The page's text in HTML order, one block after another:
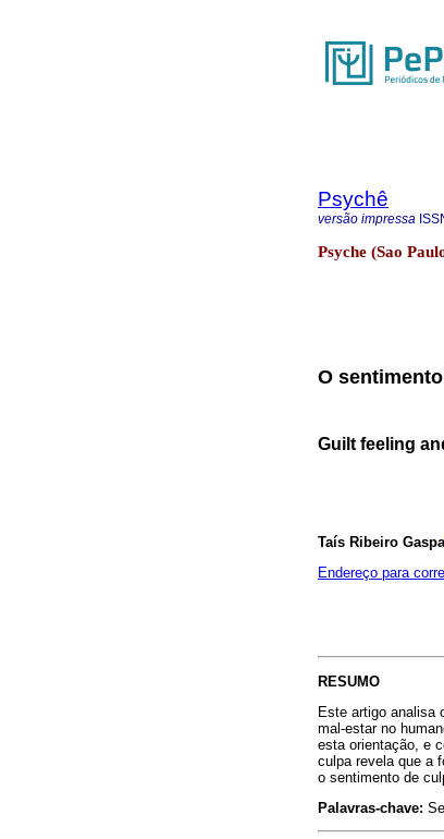
Psychê
versão impressa
Psyche (Sao
O
Guilt feeling
Taís Ribeiro
Endereço para
RESUMO
Este artigo analisa
mal-estar no
esta orientação, e
culpa revela que a
o sentimento de
Palavras-chave: